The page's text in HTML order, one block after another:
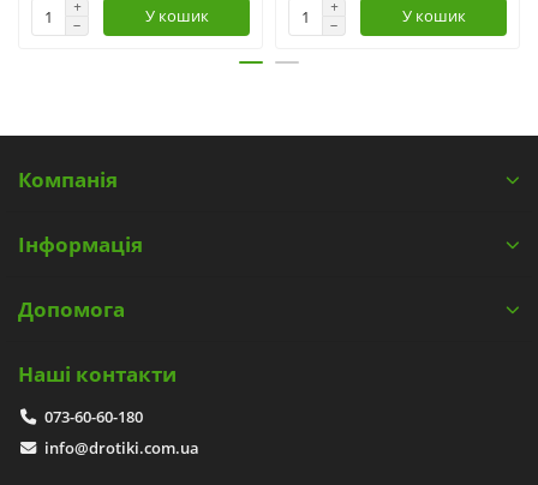
У кошик У кошик
Компанія
Інформація
Допомога
Наші контакти
073-60-60-180
info@drotiki.com.ua